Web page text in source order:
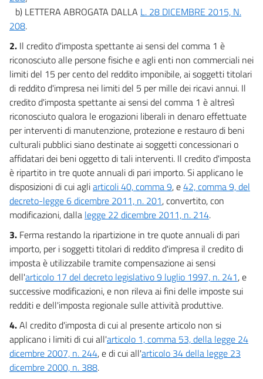
b) LETTERA ABROGATA DALLA L. 28 DICEMBRE 2015, N.
208.
2. Il credito d'imposta spettante ai sensi del comma 1 è
riconosciuto alle persone fisiche e agli enti non commerciali nei
limiti del 15 per cento del reddito imponibile, ai soggetti titolari
di reddito d'impresa nei limiti del 5 per mille dei ricavi annui. Il
credito d'imposta spettante ai sensi del comma 1 è altresì
riconosciuto qualora le erogazioni liberali in denaro effettuate
per interventi di manutenzione, protezione e restauro di beni
culturali pubblici siano destinate ai soggetti concessionari o
affidatari dei beni oggetto di tali interventi. Il credito d'imposta
è ripartito in tre quote annuali di pari importo. Si applicano le
disposizioni di cui agliarticoli 40, comma 9, e42, comma 9, del
decreto-legge 6 dicembre 2011, n. 201, convertito, con
modificazioni, dalla legge 22 dicembre 2011, n. 214.
3. Ferma restando la ripartizione in tre quote annuali di pari
importo, per i soggetti titolari di reddito d'impresa il credito di
imposta è utilizzabile tramite compensazione ai sensi
dell'articolo 17 del decreto legislativo 9 luglio 1997, n. 241, e
successive modificazioni, e non rileva ai fini delle imposte sui
redditi e dell'imposta regionale sulle attività produttive.
4.Al credito d'imposta di cui al presente articolo non si
applicano i limiti di cui all'articolo 1, comma 53, della legge 24
dicembre 2007, n. 244, e di cui all'articolo 34 della legge 23
dicembre 2000, n. 388.